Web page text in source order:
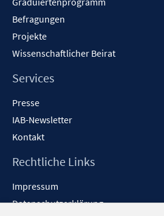
Befragungen
Projekte
Wissenschaftlicher Beirat
Services
Presse
IAB-Newsletter
Kontakt
Rechtliche Links
Impressum
Datenschutzerklärung